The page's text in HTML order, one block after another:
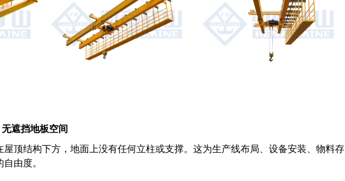
遮挡地板空间
顶结构下方，地面上没有任何立柱或支撑。这为生产线布局、设备安装、物料存
由度。